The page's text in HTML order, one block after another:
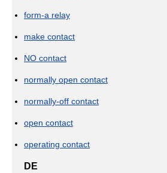
form-a relay
make contact
NO contact
normally open contact
normally-off contact
open contact
operating contact
DE